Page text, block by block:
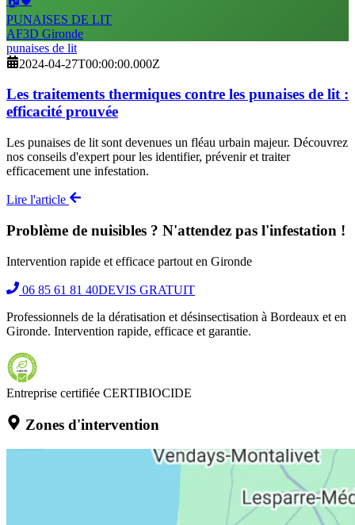
PUNAISES DE LIT
AF3D Gironde
punaises de lit
2024-04-27T00:00:00.000Z
Les traitements thermiques contre les punaises de lit :
efficacité prouvée
Les punaises de lit sont devenues un fléau urbain majeur. Découvrez
nos conseils d'expert pour les identifier, prévenir et traiter
efficacement une infestation.
Lire l'article
Problème de nuisibles ? N'attendez pas l'infestation !
Intervention rapide et efficace partout en Gironde
06 85 61 81 40DEVIS GRATUIT
Professionnels de la dératisation et désinsectisation à Bordeaux et en
Gironde. Intervention rapide, efficace et garantie.
Entreprise certifiée CERTIBIOCIDE
Zones d'intervention